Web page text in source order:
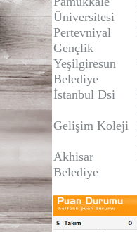
Üniversitesi
Pertevniyal
Gençlik
Yeşilgiresun
Belediye
İstanbul Dsi
Gelişim Koleji
Akhisar
Belediye